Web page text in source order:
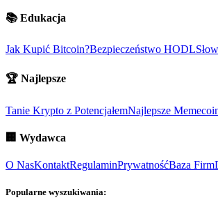
📚 Edukacja
Jak Kupić Bitcoin?Bezpieczeństwo HODL
🏆 Najlepsze
Tanie Krypto z PotencjałemNajlepsze
🏢 Wydawca
O NasKontaktRegulaminPrywatnośćBaza Firm
Popularne wyszukiwania: